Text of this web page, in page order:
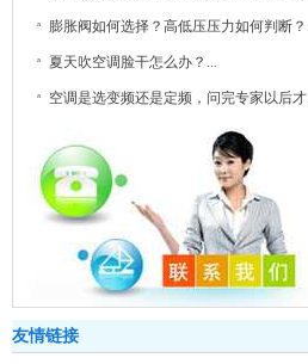
膨胀阀如何选择？高低压压力如何判断？...
夏天吹空调脸干怎么办？...
空调是选变频还是定频，问完专家以后才...
友情链接